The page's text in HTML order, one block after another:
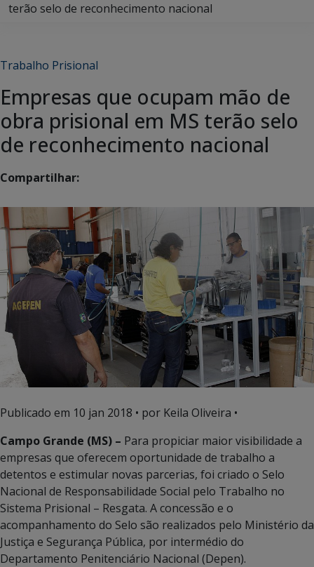
terão selo de reconhecimento nacional
Trabalho Prisional
Empresas que ocupam mão de
obra prisional em MS terão selo
de reconhecimento nacional
Compartilhar:
Publicado em 10 jan 2018 • por Keila Oliveira •
Campo Grande (MS) – Para propiciar maior visibilidade a
empresas que oferecem oportunidade de trabalho a
detentos e estimular novas parcerias, foi criado o Selo
Nacional de Responsabilidade Social pelo Trabalho no
Sistema Prisional – Resgata. A concessão e o
acompanhamento do Selo são realizados pelo Ministério da
Justiça e Segurança Pública, por intermédio do
Departamento Penitenciário Nacional (Depen).